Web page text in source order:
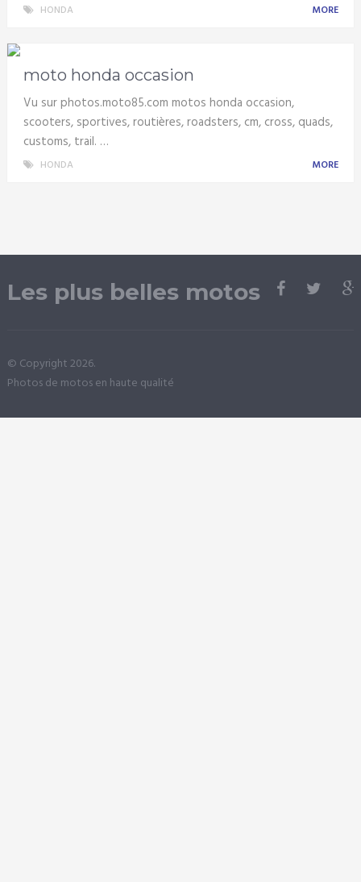
HONDA MORE
moto honda occasion
Vu sur photos.moto85.com motos honda occasion,
scooters, sportives, routières, roadsters, cm, cross, quads,
customs, trail. …
HONDA MORE
Les plus belles motos
© Copyright 2026.
Photos de motos en haute qualité